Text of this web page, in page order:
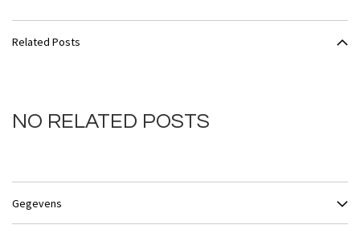
Related Posts
NO RELATED POSTS
Gegevens